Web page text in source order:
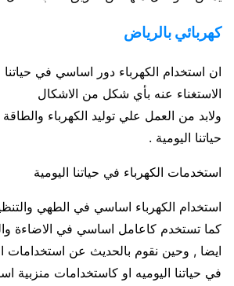
كهربائي بالرياض
ان استخدام الكهرباء دور اساسي في حياتنا
الاستغناء عنه بأي شكل من الاشكال
ولابد من العمل علي توليد الكهرباء
حياتنا اليومية .
استخدمات الكهرباء في حياتنا اليومية
استخدام الكهرباء اساسي في الطهي
كما تستخدم كاعامل اساسي في الاضاءة
ايضا , وحين نقوم بالحديث عن استخدامات
في حياتنا اليوميه او كاستخدامات منزبية